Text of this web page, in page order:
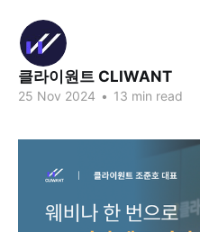
클라이원트 CLIWANT
25 Nov 2024 • 13 min read